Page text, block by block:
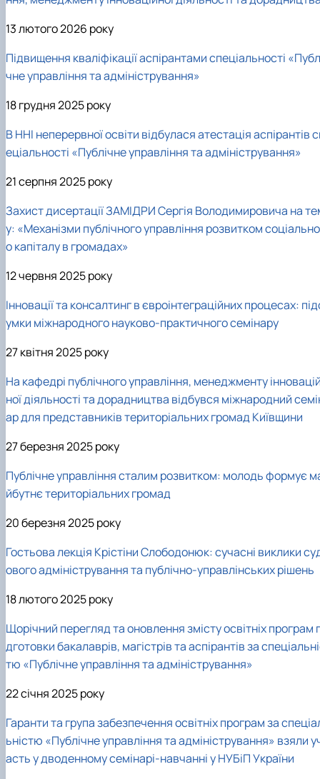
13 лютого 2026 року
Підвищення кваліфікації аспірантами спеціальності
чне управління та адміністрування»
18 грудня 2025 року
В ННІ неперервної освіти відбулася атестація аспірантів
еціальності «Публічне управління та адміністрування»
21 серпня 2025 року
Захист дисертації ЗАМІДРИ Сергія Володимировича на
у: «Механізми публічного управління розвитком
о капіталу в громадах»
12 червня 2025 року
Інновації та консалтинг в євроінтеграційних процесах:
умки міжнародного науково-практичного семінару
27 квітня 2025 року
На кафедрі публічного управління, менеджменту
ної діяльності та дорадництва відбувся міжнародний
ар для представників територіальних громад Київщини
27 березня 2025 року
Публічне управління сталим розвитком: молодь формує
йбутнє територіальних громад
20 березня 2025 року
Гостьова лекція Крістіни Слободонюк: сучасні виклики
ового адміністрування та публічно-управлінських рішень
18 лютого 2025 року
Щорічний перегляд та оновлення змісту освітніх програм
дготовки бакалаврів, магістрів та аспірантів за
тю «Публічне управління та адміністрування»
22 січня 2025 року
Гаранти та група забезпечення освітніх програм за
ьністю «Публічне управління та адміністрування» взяли
асть у дводенному семінарі-навчанні у НУБіП України